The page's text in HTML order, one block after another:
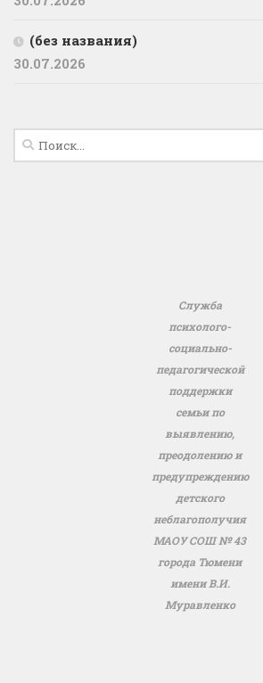
(без названия)
30.07.2026
Найти:
Служба
психолого-
социально-
педагогической
поддержки
семьи по
выявлению,
преодолению и
предупреждению
детского
неблагополучия
МАОУ СОШ № 43
города Тюмени
имени В.И.
Муравленко